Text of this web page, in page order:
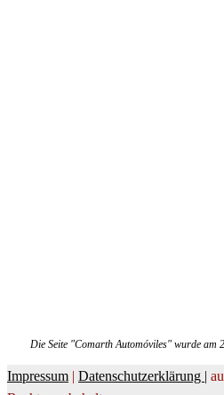
Die Seite "Comarth Automóviles" wurde am
Impressum | Datenschutzerklärung |